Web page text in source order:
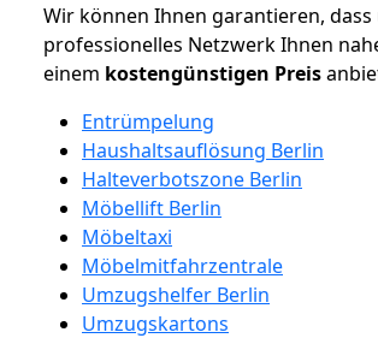
Wir können Ihnen garantieren, dass
professionelles Netzwerk Ihnen
einem kostengünstigen Preis
Entrümpelung
Haushaltsauflösung Berlin
Halteverbotszone Berlin
Möbellift Berlin
Möbeltaxi
Möbelmitfahrzentrale
Umzugshelfer Berlin
Umzugskartons